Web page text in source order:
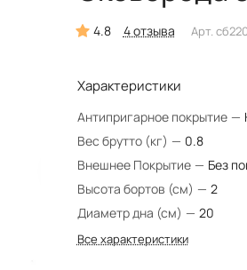
4.8 4 отзыва Арт.
Характеристики
Антипригарное покрытие —
Вес брутто (кг) — 0.8
Внешнее Покрытие — Без
Высота бортов (см) — 2
Диаметр дна (см) — 20
Все характеристики